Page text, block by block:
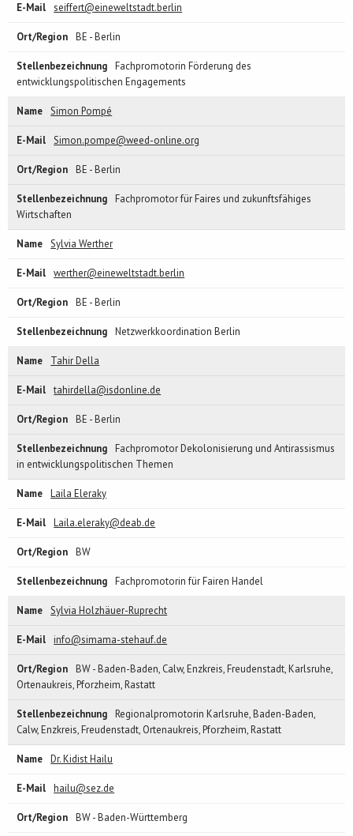
seiffert@eineweltstadt.berlin
BE - Berlin
Fachpromotorin Förderung des
entwicklungspolitischen Engagements
Simon Pompé
Simon.pompe@weed-online.org
BE - Berlin
Fachpromotor für Faires und zukunftsfähiges
Wirtschaften
Sylvia Werther
werther@eineweltstadt.berlin
BE - Berlin
Netzwerkkoordination Berlin
Tahir Della
tahirdella@isdonline.de
BE - Berlin
Fachpromotor Dekolonisierung und Antirassismus
in entwicklungspolitischen Themen
Laila Eleraky
Laila.eleraky@deab.de
BW
Fachpromotorin für Fairen Handel
Sylvia Holzhäuer-Ruprecht
info@simama-stehauf.de
BW - Baden-Baden, Calw, Enzkreis, Freudenstadt, Karlsruhe,
Ortenaukreis, Pforzheim, Rastatt
Regionalpromotorin Karlsruhe, Baden-Baden,
Calw, Enzkreis, Freudenstadt, Ortenaukreis, Pforzheim, Rastatt
Dr. Kidist Hailu
hailu@sez.de
BW - Baden-Württemberg